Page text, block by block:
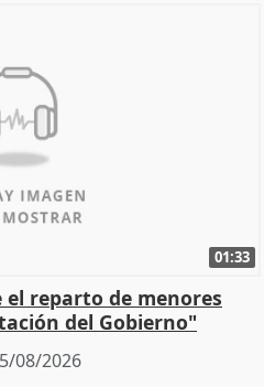
01:33
reparto de menores
del Gobierno"
08/2026